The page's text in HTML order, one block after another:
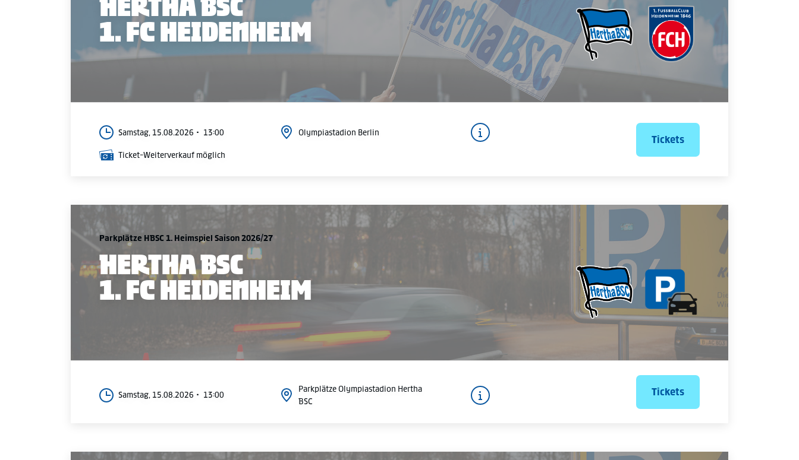
1. FC HEIDENHEIM
Samstag, 15.08.2026 13:00 Olympiastadion Berlin
Ticket-Weiterverkauf möglich
Tickets
Parkplätze HBSC 1. Heimspiel Saison 2026/27
HERTHA BSC
1. FC HEIDENHEIM
Samstag, 15.08.2026 13:00
Parkplätze Olympiastadion Hertha
BSC
Tickets